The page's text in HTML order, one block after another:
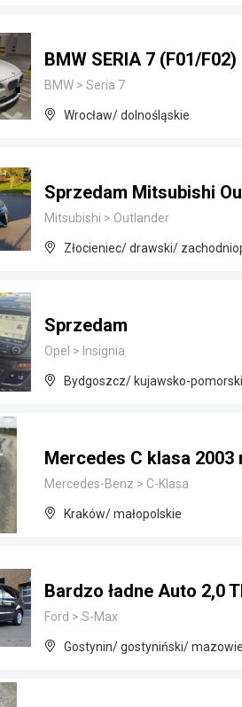
BMW SERIA 7 (F01/F02)
BMW > Seria 7
Wrocław/ dolnośląskie
Sprzedam Mitsubishi
Mitsubishi > Outlander
Złocieniec/ drawski/
Sprzedam
Opel > Insignia
Bydgoszcz/ kujawsko-
Mercedes C klasa 2003
Mercedes-Benz > C-Klasa
Kraków/ małopolskie
Bardzo ładne Auto 2,0
Ford > S-Max
Gostynin/ gostyniński/